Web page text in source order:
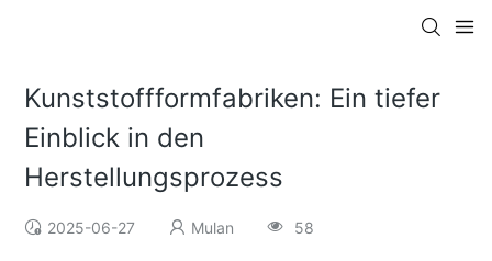
Kunststoffformfabriken: Ein tiefer
Einblick in den
Herstellungsprozess
2025-06-27 Mulan 58